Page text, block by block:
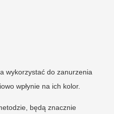
wykorzystać do zanurzenia
wpłynie na ich kolor.
będą znacznie